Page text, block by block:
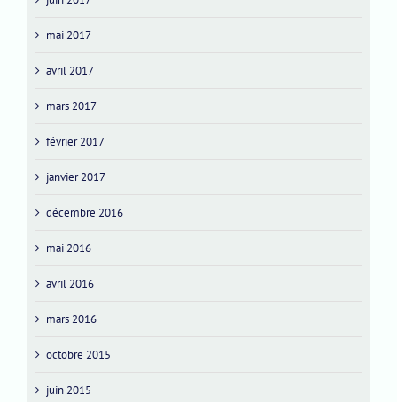
mai 2017
avril 2017
mars 2017
février 2017
janvier 2017
décembre 2016
mai 2016
avril 2016
mars 2016
octobre 2015
juin 2015